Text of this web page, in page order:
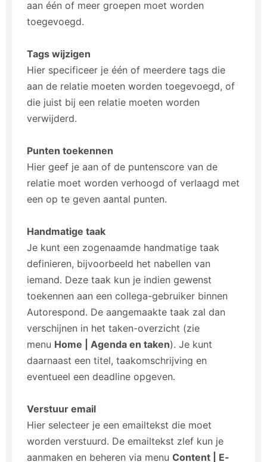
aan één of meer groepen moet worden
toegevoegd.
Tags wijzigen
Hier specificeer je één of meerdere tags die
aan de relatie moeten worden toegevoegd, of
die juist bij een relatie moeten worden
verwijderd.
Punten toekennen
Hier geef je aan of de puntenscore van de
relatie moet worden verhoogd of verlaagd met
een op te geven aantal punten.
Handmatige taak
Je kunt een zogenaamde handmatige taak
definieren, bijvoorbeeld het nabellen van
iemand. Deze taak kun je indien gewenst
toekennen aan een collega-gebruiker binnen
Autorespond. De aangemaakte taak zal dan
verschijnen in het taken-overzicht (zie
menu Home | Agenda en taken). Je kunt
daarnaast een titel, taakomschrijving en
eventueel een deadline opgeven.
Verstuur email
Hier selecteer je een emailtekst die moet
worden verstuurd. De emailtekst zlef kun je
aanmaken en beheren via menu Content | E-